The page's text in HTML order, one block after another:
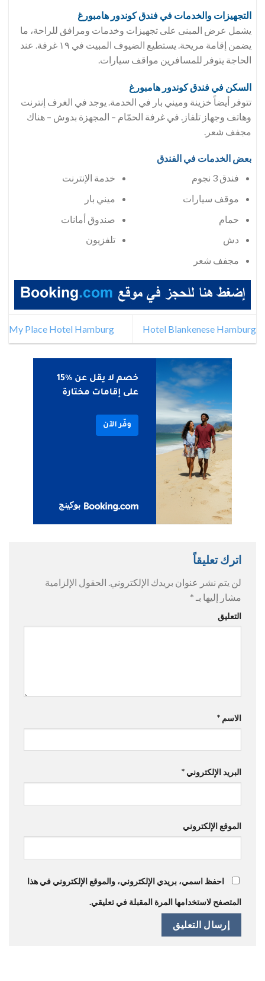
التجهيزات والخدمات في فندقكوندور هامبورغ
يشمل عرض المبنى على تجهيزات وخدمات ومرافق للراحة، ما
يضمن إقامة مريحة. يستطيع الضيوف المبيت في ١٩ غرفة. عند
الحاجة يتوفر للمسافرين مواقف سيارات.
السكن في فندقكوندور هامبورغ
تتوفر أيضاً خزينة وميني بار في الخدمة. يوجد في الغرف إنترنت
وهاتف وجهاز تلفاز. في غرفة الحمّام – المجهزة بدوش – هناك
مجفف شعر.
بعض الخدمات في الفندق
فندق 3 نجوم
موقف سيارات
حمام
دش
مجفف شعر
خدمة الإنترنت
ميني بار
صندوق أمانات
تلفزيون
Hotel Blankenese Hamburg
My Place Hotel Hamburg
اترك تعليقاً
لن يتم نشر عنوان بريدك الإلكتروني. الحقول الإلزامية
مشار إليها بـ *
التعليق
الاسم *
البريد الإلكتروني *
الموقع الإلكتروني
احفظ اسمي، بريدي الإلكتروني، والموقع الإلكتروني في هذا
المتصفح لاستخدامها المرة المقبلة في تعليقي.